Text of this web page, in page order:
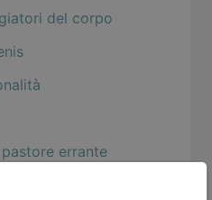
del corpo
errante